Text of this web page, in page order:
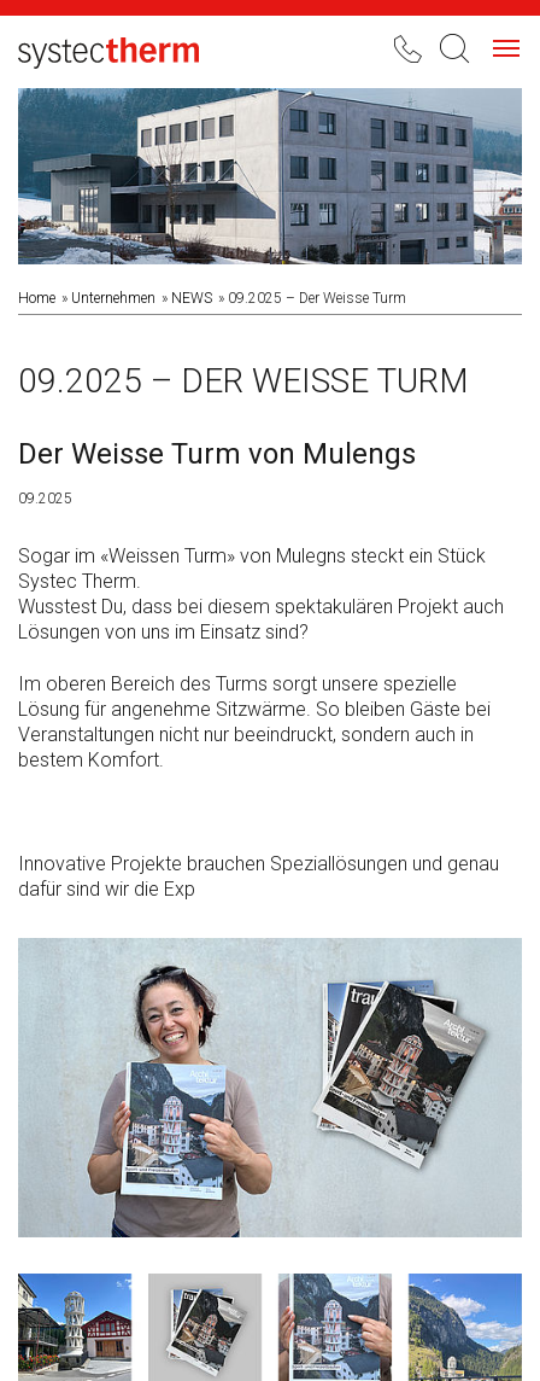
Home Unternehmen NEWS 09.2025 – Der Weisse Turm
09.2025 – DER WEISSE TURM
Der Weisse Turm von Mulengs
09.2025
Sogar im «Weissen Turm» von Mulegns steckt ein Stück
Systec Therm.
Wusstest Du, dass bei diesem spektakulären Projekt auch
Lösungen von uns im Einsatz sind?
Im oberen Bereich des Turms sorgt unsere spezielle
Lösung für angenehme Sitzwärme. So bleiben Gäste bei
Veranstaltungen nicht nur beeindruckt, sondern auch in
bestem Komfort.
Innovative Projekte brauchen Speziallösungen und genau
dafür sind wir die Exp